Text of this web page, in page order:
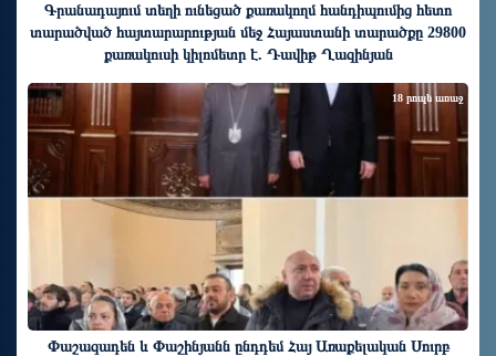
Գրանադայում տեղի ունեցած քառակողմ հանդիպումից հետո
տարածված հայտարարության մեջ Հայաստանի տարածքը 29800
քառակուսի կիլոմետր է. Դավիթ Ղազինյան
Փաշազադեն և Փաշինյանն ընդդեմ Հայ Առաքելական Սուրբ
18 րոպե առաջ